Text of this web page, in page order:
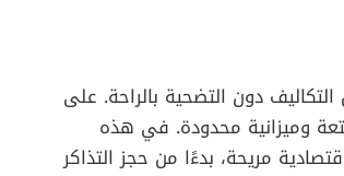
دون التضحية بالراحة. على
وميزانية محدودة. في هذه
مريحة، بدءًا من حجز التذاكر